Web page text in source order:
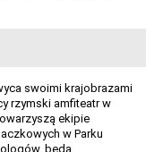
swoimi krajobrazami
rzymski amfiteatr w
ekipie
w Parku
będą